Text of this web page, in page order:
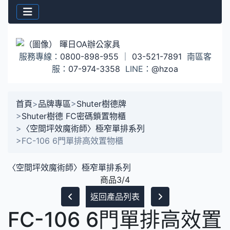
服務專線： 0800-898-955 03-521-7891 南區客
服： 07-974-3358 LINE： @hzoa
首頁>品牌專區>Shuter樹德牌
>Shuter樹德 FC密碼鎖置物櫃
> 〈空間坪效魔術師〉極窄單排系列
>FC-106 6門單排高效置物櫃
〈空間坪效魔術師〉極窄單排系列
商品3/4
返回產品列表
FC-106 6門單排高效置